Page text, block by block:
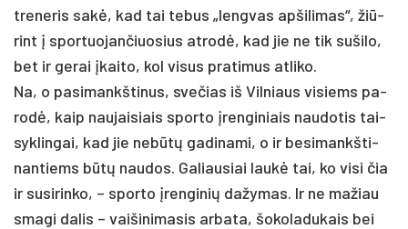
tre­ne­ris sakė, kad tai te­bus „leng­vas ap­ši­li­mas“, žiū­
rint į spor­tuo­jan­čiuo­sius at­rodė, kad jie ne tik su­ši­lo,
bet ir ge­rai įkai­to, kol vi­sus pra­ti­mus at­li­ko.
Na, o pa­si­mankš­ti­nus, sve­čias iš Vil­niaus vi­siems pa­
rodė, kaip nau­jai­siais spor­to įren­gi­niais nau­do­tis tai­
syk­lin­gai, kad jie ne­būtų ga­di­na­mi, o ir be­si­mankš­ti­
nan­tiems būtų nau­dos. Ga­liau­siai laukė tai, ko vi­si čia
ir su­si­rin­ko, – spor­to įren­gi­nių da­žy­mas. Ir ne ma­žiau
sma­gi da­lis – vai­ši­ni­ma­sis ar­ba­ta, šo­ko­la­du­kais bei